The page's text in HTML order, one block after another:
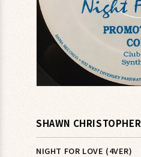
ル
で
メ
SHAWN CHRISTOPHER
NIGHT FOR LOVE (4VER)